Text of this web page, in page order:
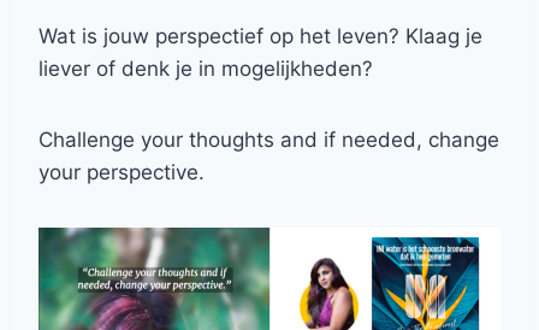
Wat is jouw perspectief op het leven? Klaag je
liever of denk je in mogelijkheden?
Challenge your thoughts and if needed, change
your perspective.